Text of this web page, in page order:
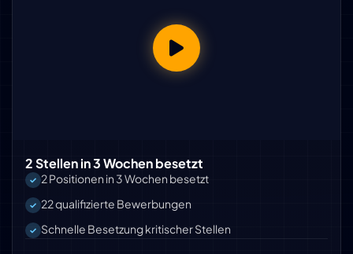
2 Stellen in 3 Wochen besetzt
2 Positionen in 3 Wochen besetzt
22 qualifizierte Bewerbungen
Schnelle Besetzung kritischer Stellen